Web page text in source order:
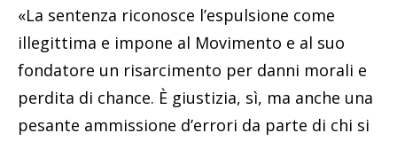
«La sentenza riconosce l’espulsione come
illegittima e impone al Movimento e al suo
fondatore un risarcimento per danni morali e
perdita di chance. È giustizia, sì, ma anche una
pesante ammissione d’errori da parte di chi si